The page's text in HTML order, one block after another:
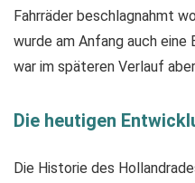
Fahrräder beschlagnahmt
wurde am Anfang auch eine
war im späteren Verlauf
Die heutigen
Die Historie des